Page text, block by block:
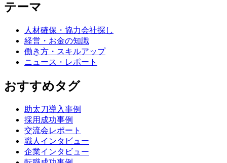
テーマ
人材確保・協力会社探し
経営・お金の知識
働き方・スキルアップ
ニュース・レポート
おすすめタグ
助太刀導入事例
採用成功事例
交流会レポート
職人インタビュー
企業インタビュー